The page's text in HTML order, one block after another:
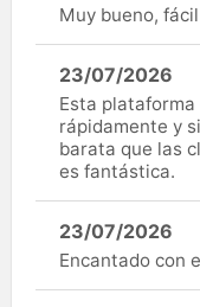
Muy bueno,
23/07/2026
Esta
rápidamente y
barata que las
es fantástica.
23/07/2026
Encantado con